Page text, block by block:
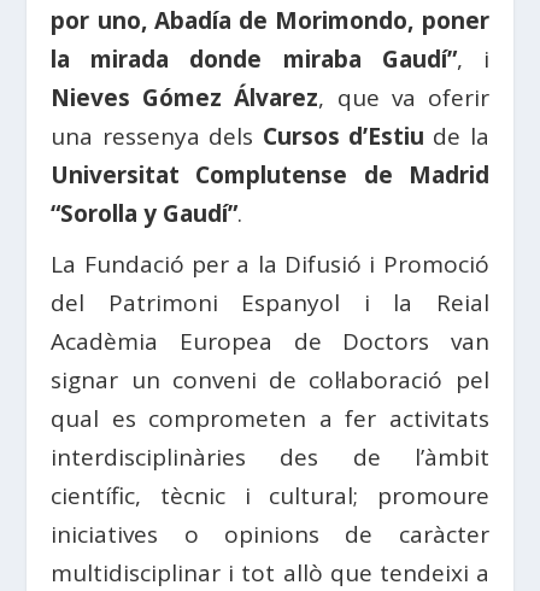
por uno, Abadía de Morimondo, poner
la mirada donde miraba Gaudí”, i
Nieves Gómez Álvarez, que va oferir
una ressenya dels Cursos d’Estiu de la
Universitat Complutense de Madrid
“Sorolla y Gaudí”.
La Fundació per a la Difusió i Promoció
del Patrimoni Espanyol i la Reial
Acadèmia Europea de Doctors van
signar un conveni de col·laboració pel
qual es comprometen a fer activitats
interdisciplinàries des de l’àmbit
científic, tècnic i cultural; promoure
iniciatives o opinions de caràcter
multidisciplinar i tot allò que tendeixi a